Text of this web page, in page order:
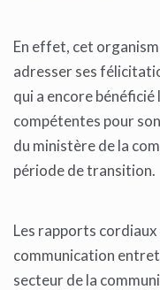
En effet, cet
adresser ses
qui a encore
compétentes pour
du ministère de la
période de transition.
Les rapports
communication
secteur de la